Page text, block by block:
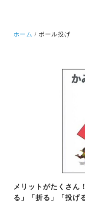
ホーム ボール投げ
メリットがたくさん
る」「折る」「投げ